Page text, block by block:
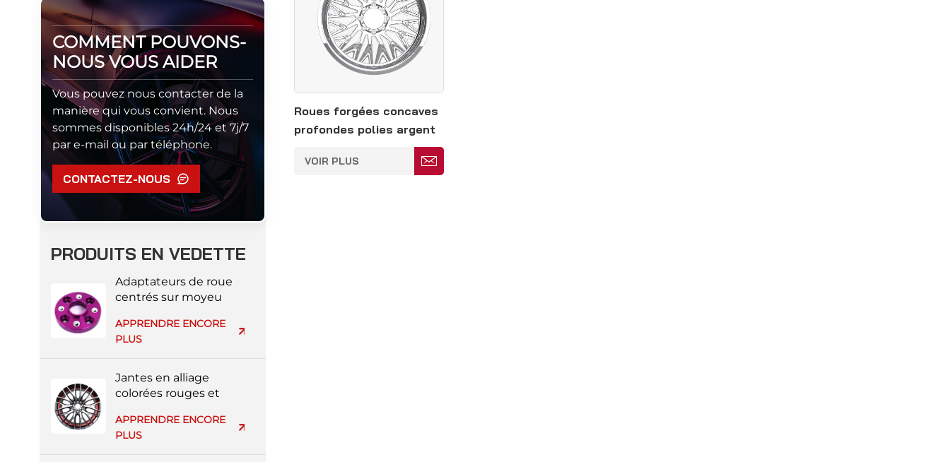
Roues forgées concaves
profondes polies argent
VOIR PLUS
COMMENT POUVONS-
NOUS VOUS AIDER
Vous pouvez nous contacter de la
manière qui vous convient. Nous
sommes disponibles 24h/24 et 7j/7
par e-mail ou par téléphone.
CONTACTEZ-NOUS
PRODUITS EN VEDETTE
Adaptateurs de roue
centrés sur moyeu
APPRENDRE ENCORE
PLUS
Jantes en alliage
colorées rouges et
multiples de 20
pouces 5*139 mm
APPRENDRE ENCORE
PLUS